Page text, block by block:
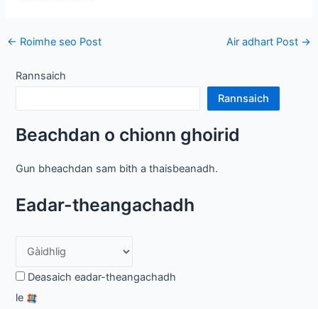
Drivision
← Roimhe seo Post Air adhart Post →
Rannsaich
Rannsaich
Beachdan o chionn ghoirid
Gun bheachdan sam bith a thaisbeanadh.
Eadar-theangachadh
Deasaich eadar-theangachadh
le